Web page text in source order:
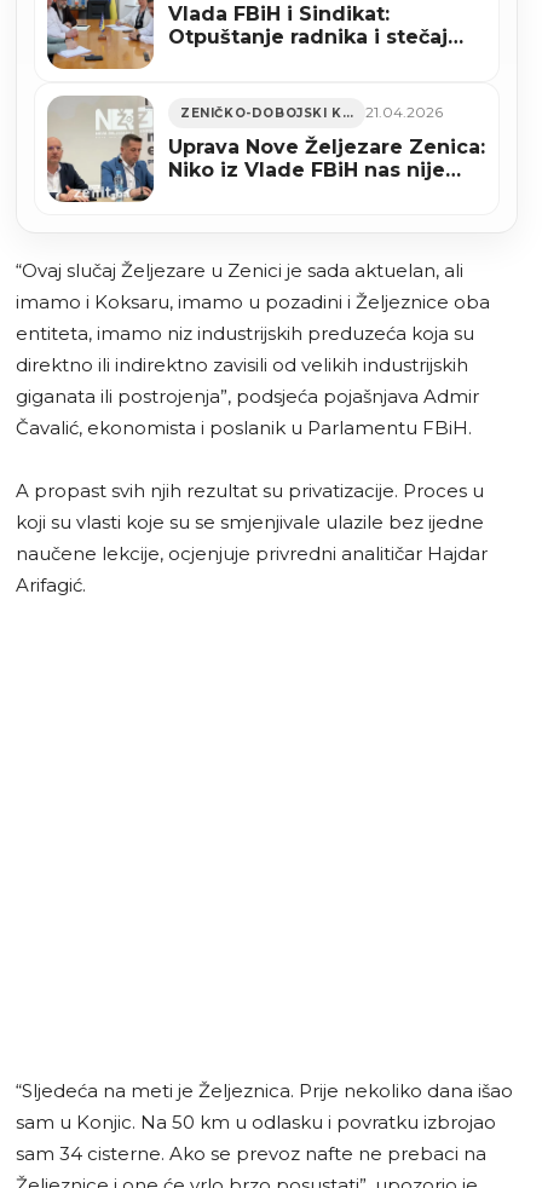
Vlada FBiH i Sindikat:
Otpuštanje radnika i stečaj
ZENIČKO-DOBOJSKI KANTON 21.04.2026
Uprava Nove Željezare Zenica:
Niko iz Vlade FBiH nas nije
“Ovaj slučaj Željezare u Zenici je sada aktuelan, ali
imamo i Koksaru, imamo u pozadini i Željeznice oba
entiteta, imamo niz industrijskih preduzeća koja su
direktno ili indirektno zavisili od velikih industrijskih
giganata ili postrojenja”, podsjeća pojašnjava Admir
Čavalić, ekonomista i poslanik u Parlamentu FBiH.
A propast svih njih rezultat su privatizacije. Proces u
koji su vlasti koje su se smjenjivale ulazile bez ijedne
naučene lekcije, ocjenjuje privredni analitičar Hajdar
Arifagić.
“Sljedeća na meti je Željeznica. Prije nekoliko dana išao
sam u Konjic. Na 50 km u odlasku i povratku izbrojao
sam 34 cisterne. Ako se prevoz nafte ne prebaci na